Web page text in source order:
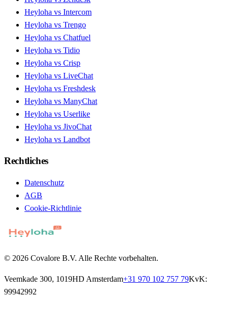
Heyloha vs Intercom
Heyloha vs Trengo
Heyloha vs Chatfuel
Heyloha vs Tidio
Heyloha vs Crisp
Heyloha vs LiveChat
Heyloha vs Freshdesk
Heyloha vs ManyChat
Heyloha vs Userlike
Heyloha vs JivoChat
Heyloha vs Landbot
Rechtliches
Datenschutz
AGB
Cookie-Richtlinie
© 2026 Covalore B.V. Alle Rechte vorbehalten.
Veemkade 300, 1019HD Amsterdam+31 970 102 757 79KvK:
99942992